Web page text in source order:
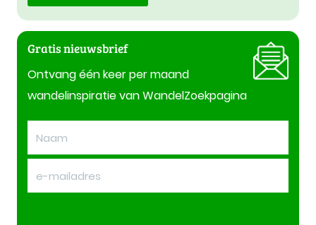
Gratis nieuwsbrief
Ontvang één keer per maand
wandelinspiratie van WandelZoekpagina